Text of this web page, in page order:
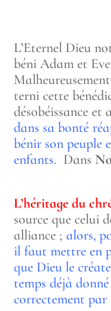
L’Eternel Dieu
béni Adam et
terni cette
désobéissance et
dans sa bonté
bénir son peuple
enfants. Dans
L’héritage du
source que celui
alliance ; alors,
il faut mettre en
que Dieu le
temps déjà
correctement par